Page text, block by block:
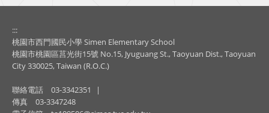
:::
桃園市西門國民小學 Simen Elementary School
桃園市桃園區莒光街15號 No.15, Jyuguang St., Taoyuan Dist., Taoyuan
City 330025, Taiwan (R.O.C.)
聯絡電話 03-3342351
|
傳真
03-3347248